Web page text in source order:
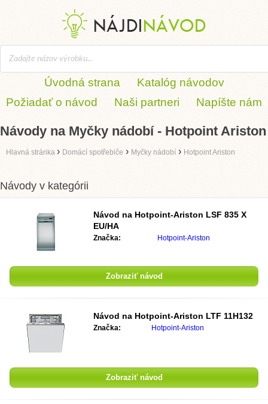
Úvodná strana
Katalóg návodov
Požiadať o návod
Naši partneri Napíšte nám
Návody na Myčky nádobí - Hotpoint Ariston
Hlavná stránka › Domácí spotřebiče › Myčky nádobí › Hotpoint Ariston
Návody v kategórii
Návod na Hotpoint-Ariston LSF 835 X
EU/HA
Značka: Hotpoint-Ariston
Zobraziť návod
Návod na Hotpoint-Ariston LTF 11H132
Značka: Hotpoint-Ariston
Zobraziť návod